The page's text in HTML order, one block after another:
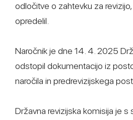
odločitve o zahtevku za
opredelil.
Naročnik je dne 14. 4. 2025
odstopil dokumentacijo iz
naročila in predrevizijskega
Državna revizijska komisija je